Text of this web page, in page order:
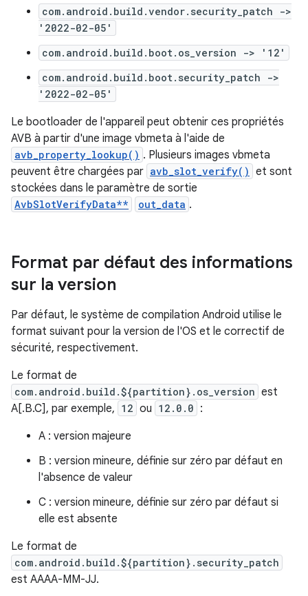
com.android.build.vendor.security_patch ->
'2022-02-05'
com.android.build.boot.os_version -> '12'
com.android.build.boot.security_patch ->
'2022-02-05'
Le bootloader de l'appareil peut obtenir ces propriétés
AVB à partir d'une image vbmeta à l'aide de
avb_property_lookup() . Plusieurs images vbmeta
peuvent être chargées par avb_slot_verify() et sont
stockées dans le paramètre de sortie
AvbSlotVerifyData** out_data .
Format par défaut des informations
sur la version
Par défaut, le système de compilation Android utilise le
format suivant pour la version de l'OS et le correctif de
sécurité, respectivement.
Le format de
com.android.build.${partition}.os_version est
A[.B.C], par exemple, 12 ou 12.0.0 :
A : version majeure
B : version mineure, définie sur zéro par défaut en
l'absence de valeur
C : version mineure, définie sur zéro par défaut si
elle est absente
Le format de
com.android.build.${partition}.security_patch
est AAAA-MM-JJ.